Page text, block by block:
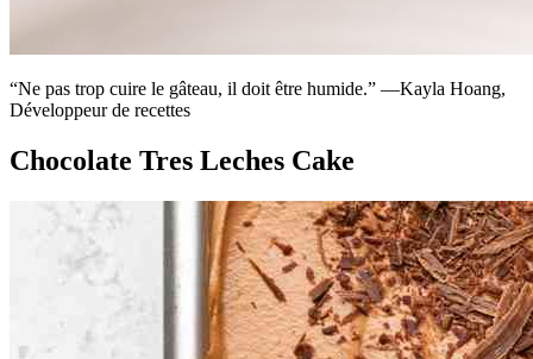
“Ne pas trop cuire le gâteau, il doit être humide.” —Kayla Hoang,
Développeur de recettes
Chocolate Tres Leches Cake